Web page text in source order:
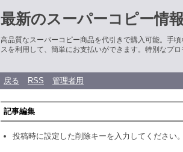
最新のスーパーコピー情
高品質なスーパーコピー商品を代引きで購入可能。手
スを利用して、簡単にお支払いができます。特別なプ
戻る RSS 管理者用
記事編集
投稿時に設定した削除キーを入力してください